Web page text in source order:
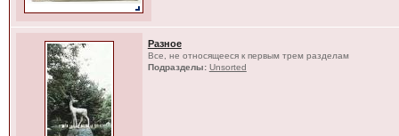
Разное
Все, не относящееся к первым трем разделам
Подразделы: Unsorted